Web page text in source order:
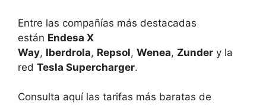
Entre las compañías más destacadas
están Endesa X
Way, Iberdrola, Repsol, Wenea, Zunder y la
red Tesla Supercharger.
Consulta aquí las tarifas más baratas de